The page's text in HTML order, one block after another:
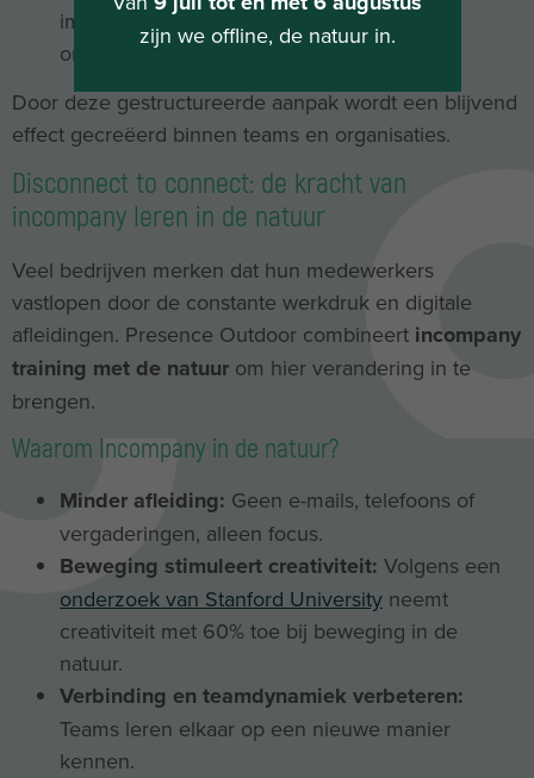
impact en aanbevelingen voor verdere
ontwikkeling.
Door deze gestructureerde aanpak wordt een blijvend
effect gecreëerd binnen teams en organisaties.
Disconnect to connect: de kracht van
incompany leren in de natuur
Veel bedrijven merken dat hun medewerkers
vastlopen door de constante werkdruk en digitale
afleidingen. Presence Outdoor combineert incompany
training met de natuur om hier verandering in te
brengen.
Waarom Incompany in de natuur?
Minder afleiding: Geen e-mails, telefoons of
vergaderingen, alleen focus.
Beweging stimuleert creativiteit: Volgens een
onderzoek van Stanford University neemt
creativiteit met 60% toe bij beweging in de
natuur.
Verbinding en teamdynamiek verbeteren:
Teams leren elkaar op een nieuwe manier
kennen.
zijn we offline, de natuur in.